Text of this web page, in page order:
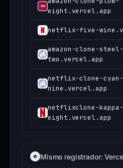
eight.vercel.app
netflix-five-
amazon-clone-steel-
two.vercel.app
netflix-clone-cyan-
nine.vercel.app
netflixclone-kappa-
eight.vercel.app
Mismo registrador: